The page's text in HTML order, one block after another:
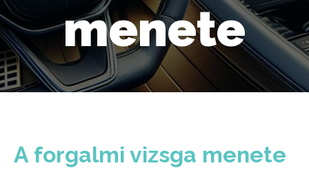
menete
A forgalmi vizsga menete